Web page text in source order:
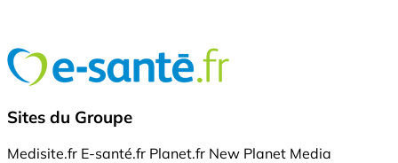
Sites du Groupe
Medisite.fr E-santé.fr Planet.fr New Planet Media